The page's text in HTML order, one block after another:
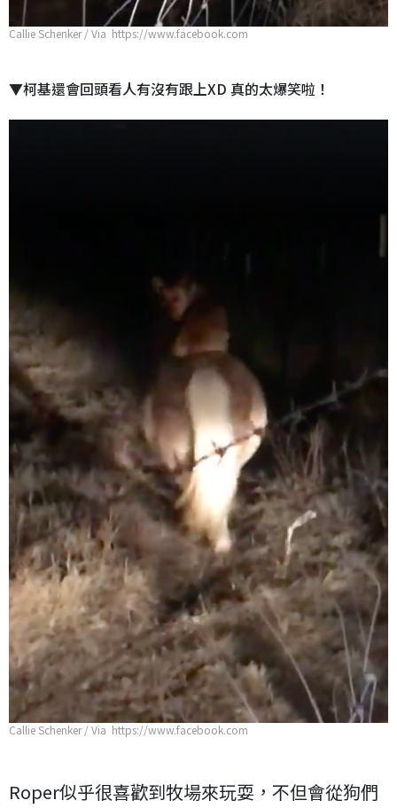
Callie Schenker / Via https://www.facebook.com
▼柯基還會回頭看人有沒有跟上XD 真的太爆笑啦！
Callie Schenker / Via https://www.facebook.com
Roper似乎很喜歡到牧場來玩耍，不但會從狗們